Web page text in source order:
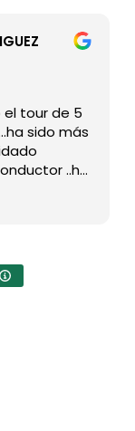
Maria
Hicimos el
grupo de
para siempre
Desde mi